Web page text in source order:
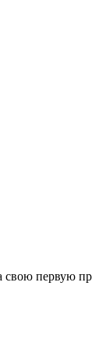
свою первую